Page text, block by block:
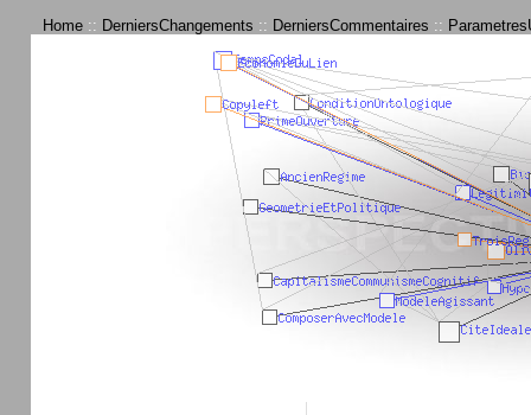
Home :: DerniersChangements :: DerniersCommentaires ::